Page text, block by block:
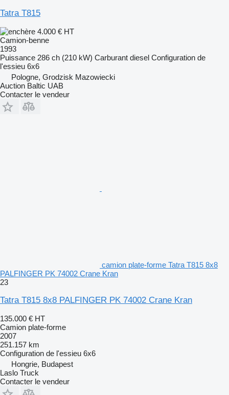
Tatra T815
4.000 € HT
Camion-benne
1993
Puissance 286 ch (210 kW) Carburant diesel Configuration de
l'essieu 6x6
Pologne, Grodzisk Mazowiecki
Auction Baltic UAB
Contacter le vendeur
camion plate-forme Tatra T815 8x8
PALFINGER PK 74002 Crane Kran
23
Tatra T815 8x8 PALFINGER PK 74002 Crane Kran
135.000 € HT
Camion plate-forme
2007
251.157 km
Configuration de l'essieu 6x6
Hongrie, Budapest
Laslo Truck
Contacter le vendeur